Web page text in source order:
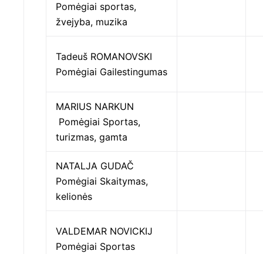
Pomėgiai sportas,
žvejyba, muzika
Tadeuš ROMANOVSKI
Pomėgiai Gailestingumas
MARIUS NARKUN
Pomėgiai Sportas,
turizmas, gamta
NATALJA GUDAČ
Pomėgiai Skaitymas,
kelionės
VALDEMAR NOVICKIJ
Pomėgiai Sportas